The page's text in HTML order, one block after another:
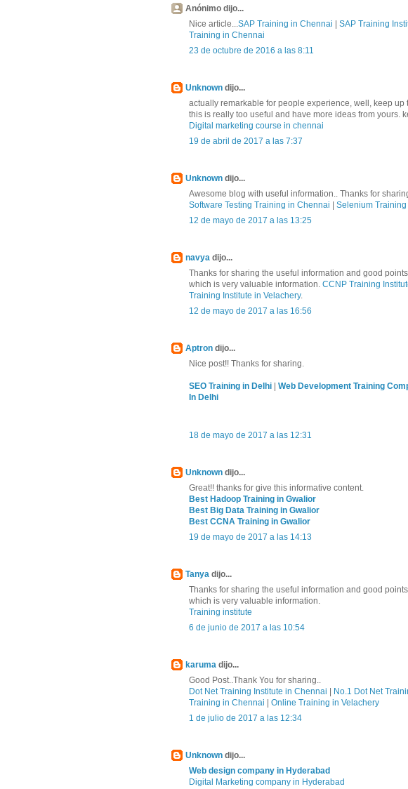
Anónimo dijo...
Nice article...SAP Training in Chennai SAP Training
Training in Chennai
23 de octubre de 2016 a las 8:11
Unknown dijo...
actually remarkable for people experience, well, keep up
this is really too useful and have more ideas from yours.
Digital marketing course in chennai
19 de abril de 2017 a las 7:37
Unknown dijo...
Awesome blog with useful information.. Thanks for
Software Testing Training in Chennai
Selenium
12 de mayo de 2017 a las 13:25
navya dijo...
Thanks for sharing the useful information and good
which is very valuable information. CCNP Training
Training Institute in Velachery.
12 de mayo de 2017 a las 16:56
Aptron dijo...
Nice post!! Thanks for sharing.
SEO Training in Delhi Web Development Training
In Delhi
18 de mayo de 2017 a las 12:31
Unknown dijo...
Great!! thanks for give this informative content.
Best Hadoop Training in Gwalior
Best Big Data Training in Gwalior
Best CCNA Training in Gwalior
19 de mayo de 2017 a las 14:13
Tanya dijo...
Thanks for sharing the useful information and good
which is very valuable information.
Training institute
6 de junio de 2017 a las 10:54
karuma dijo...
Good Post..Thank You for sharing..
Dot Net Training Institute in Chennai
No.1 Dot Net
Training in Chennai
Online Training in Velachery
1 de julio de 2017 a las 12:34
Unknown dijo...
Web design company in Hyderabad
Digital Marketing company in Hyderabad